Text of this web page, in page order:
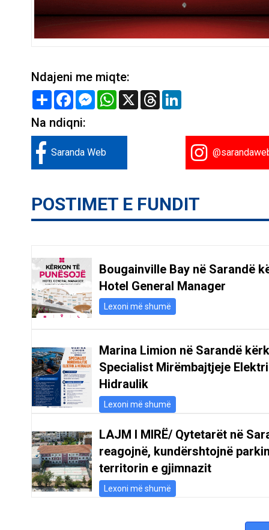
Ndajeni me miqte:
Share FacebookMessenger
WhatsApp
X Threads
Na ndiqni:
Saranda Web
POSTIMET E FUNDIT
Bougainville Bay në Sarandë
Hotel General Manager
Lexoni më shumë
Marina Limion në Sarandë
Specialist Mirëmbajtjeje
Hidraulik
Lexoni më shumë
LAJM I MIRË/ Qytetarët në
reagojnë, kundërshtojnë
territorin e gjimnazit
Lexoni më shumë